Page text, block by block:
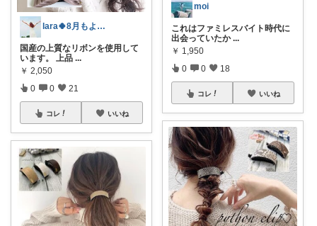
lara🍀8月もよろしく😊✨
国産の上質なリボンを使用して
います。 上品 ...
￥ 2,050
0 0 21
コレ いいね
moi
これはファミレスバイト時代に
出会っていたか ...
￥ 1,950
0 0 18
コレ いいね